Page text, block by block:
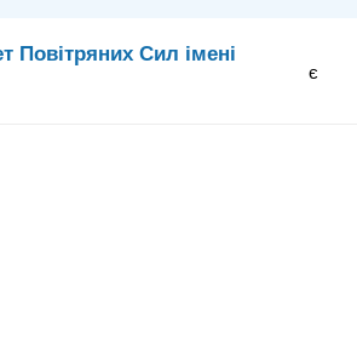
Повітряних Сил імені
є